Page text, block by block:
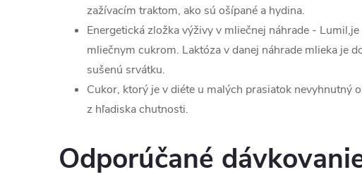
zažívacím traktom, ako sú ošípané a hydina.
Energetická zložka výživy v mliečnej náhrade -
mliečnym cukrom. Laktóza v danej náhrade mlieka je
sušenú srvátku.
Cukor, ktorý je v diéte u malých prasiatok nevyhnutný
z hľadiska chutnosti.
Odporúčané